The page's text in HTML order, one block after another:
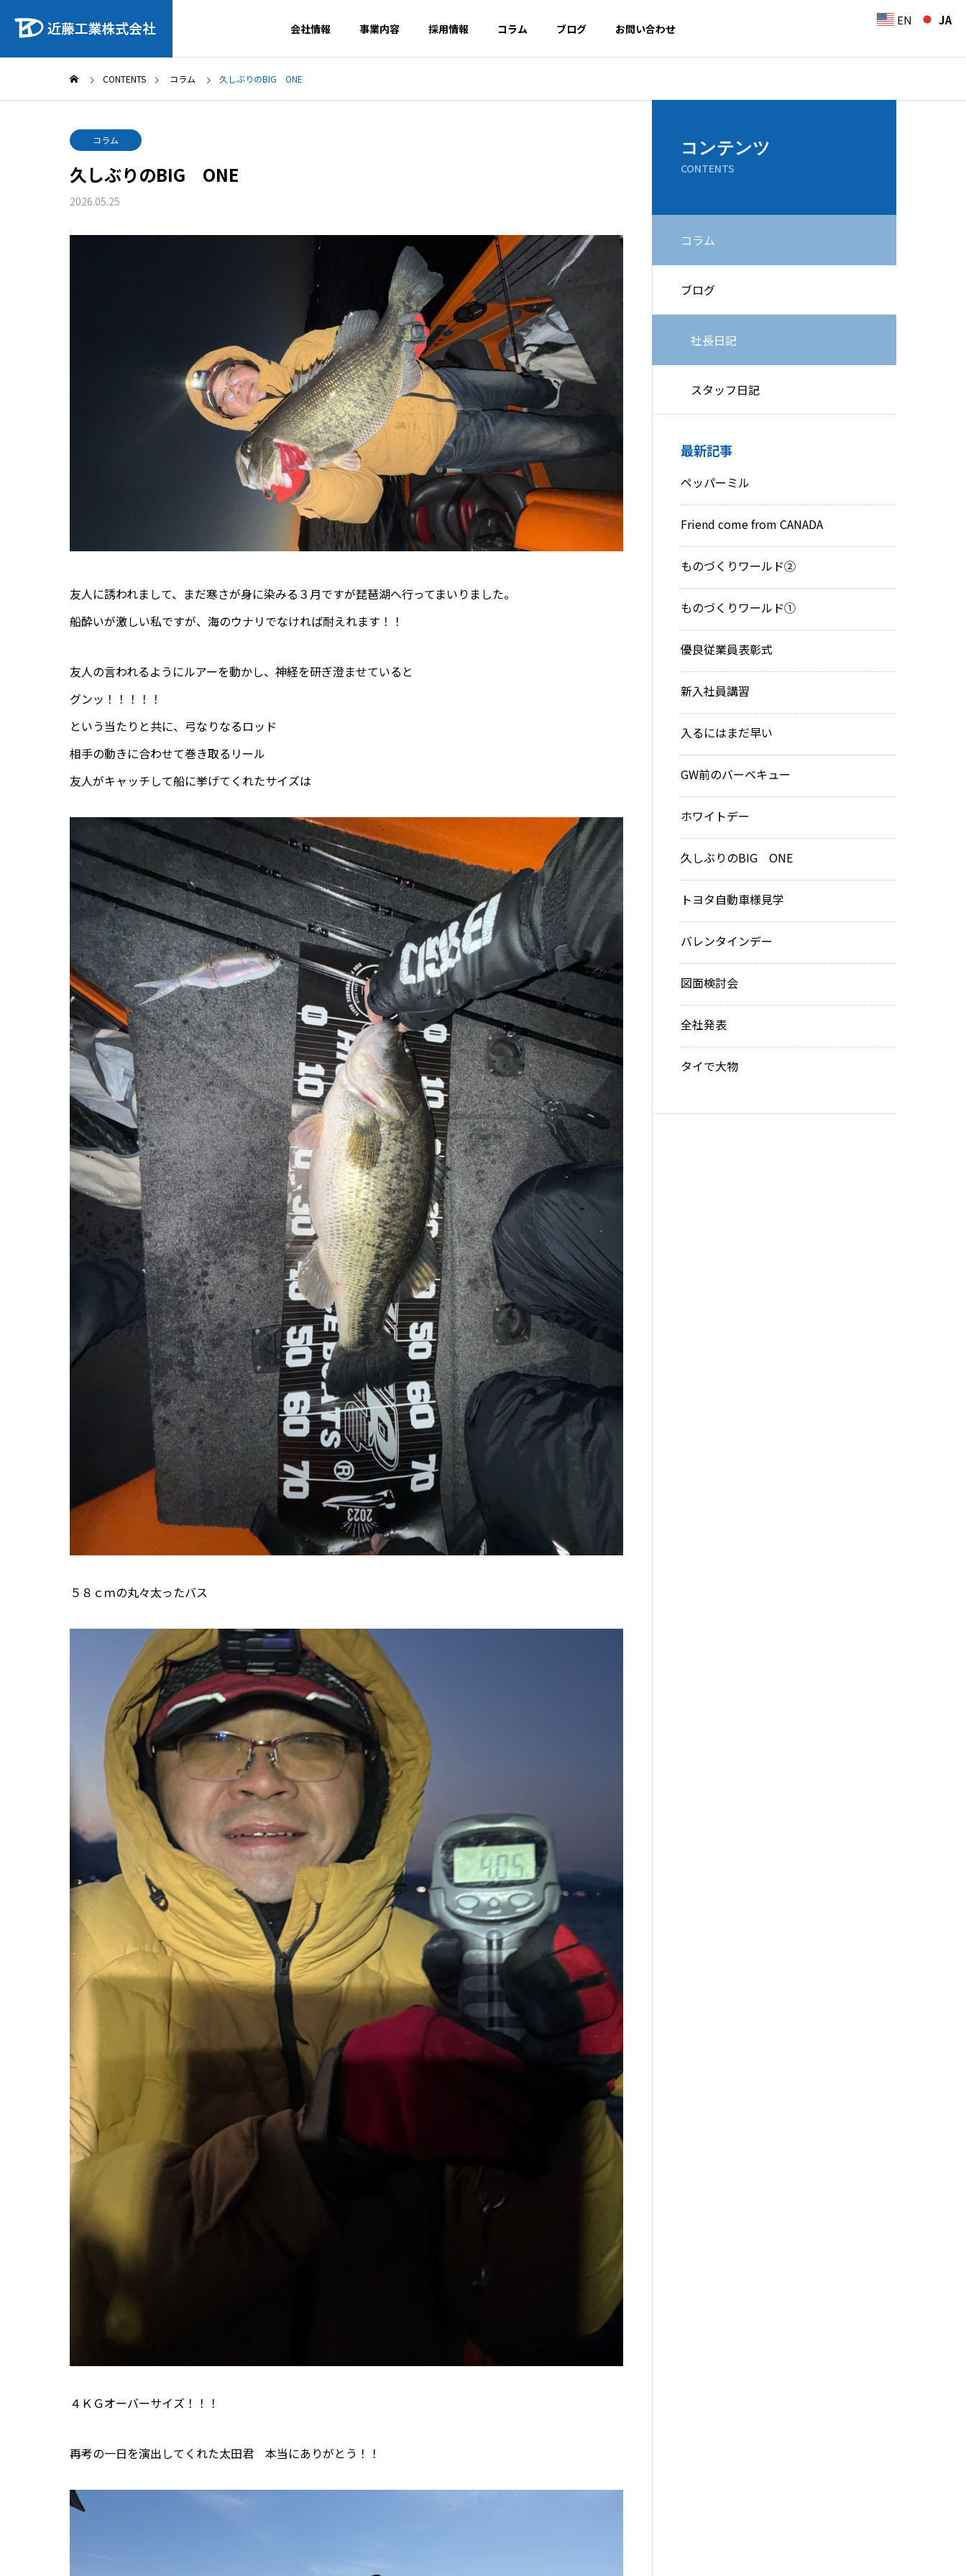
会社情報 事業内容 採用情報 コラム ブログ お問い合わせ
CONTENTS コラム 久しぶりのBIG ONE
コラム
久しぶりのBIG ONE
2026.05.25
友人に誘われまして、まだ寒さが身に染みる３月ですが琵琶湖へ行ってまいりました。
船酔いが激しい私ですが、海のウナリでなければ耐えれます！！
友人の言われるようにルアーを動かし、神経を研ぎ澄ませていると
グンッ！！！！！
という当たりと共に、弓なりなるロッド
相手の動きに合わせて巻き取るリール
友人がキャッチして船に挙げてくれたサイズは
５８ｃｍの丸々太ったバス
４ＫＧオーバーサイズ！！！
再考の一日を演出してくれた太田君 本当にありがとう！！
コンテンツ
CONTENTS
コラム
ブログ
社長日記
スタッフ日記
最新記事
ペッパーミル
Friend come from CANADA
ものづくりワールド②
ものづくりワールド①
優良従業員表彰式
新入社員講習
入るにはまだ早い
GW前のバーベキュー
ホワイトデー
久しぶりのBIG ONE
トヨタ自動車様見学
バレンタインデー
図面検討会
全社発表
タイで大物
EN JA